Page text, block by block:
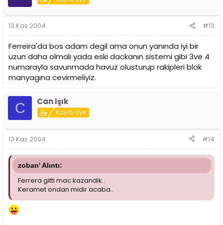
13 Kas 2004 #13
Ferreira'da bos adam degil ama onun yanında iyi bir
uzun daha olmalı yada eski dackanın sistemi gibi 3ve 4
numarayla savunmada havuz olusturup rakipleri blok
manyagına cevirmeliyiz.
C Can Işık
Kayıtlı Üye
13 Kas 2004 #14
zoban' Alıntı:
Ferrera gitti mac kazandik..
Keramet ondan midir acaba..